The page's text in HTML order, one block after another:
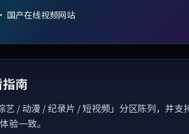
国产在线视频网站
南
/ 动漫 / 纪录片 / 短视频」分区陈列，并
验一致。